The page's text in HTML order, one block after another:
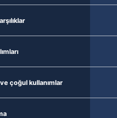
çoğul kullanımlar